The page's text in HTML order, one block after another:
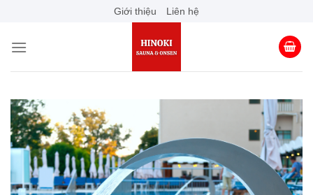
content
Giới thiệu Liên hệ